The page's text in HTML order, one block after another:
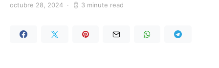
octubre 28, 2024 3 minute read